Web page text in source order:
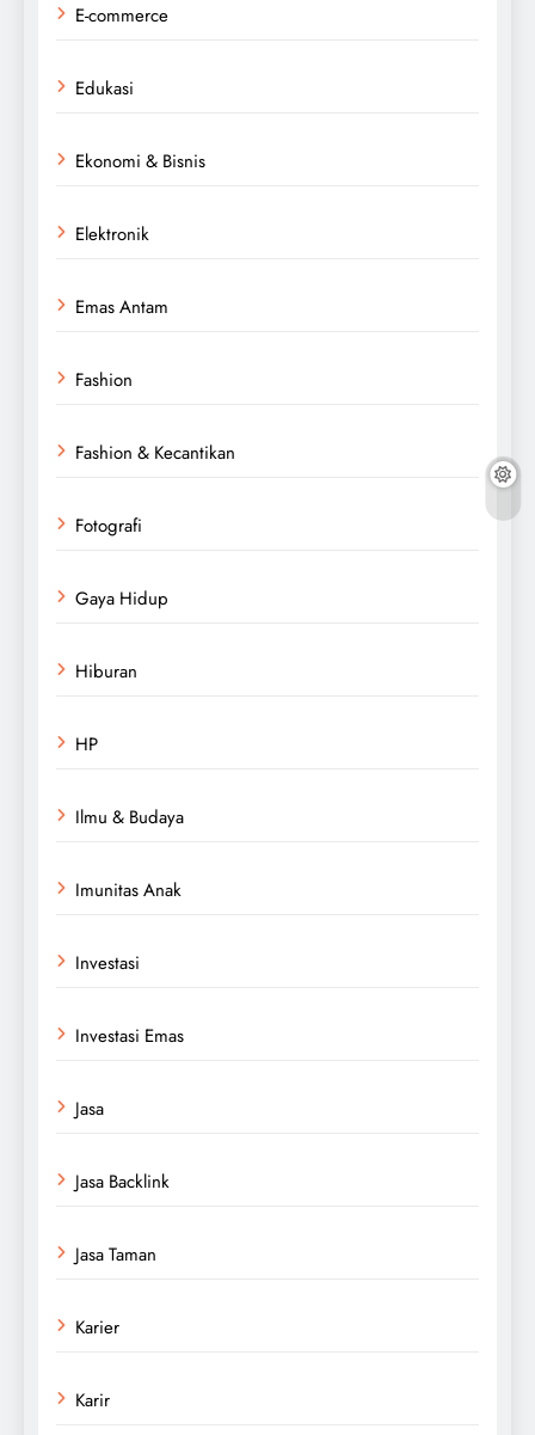
E-commerce
Edukasi
Ekonomi & Bisnis
Elektronik
Emas Antam
Fashion
Fashion & Kecantikan
Fotografi
Gaya Hidup
Hiburan
HP
Ilmu & Budaya
Imunitas Anak
Investasi
Investasi Emas
Jasa
Jasa Backlink
Jasa Taman
Karier
Karir